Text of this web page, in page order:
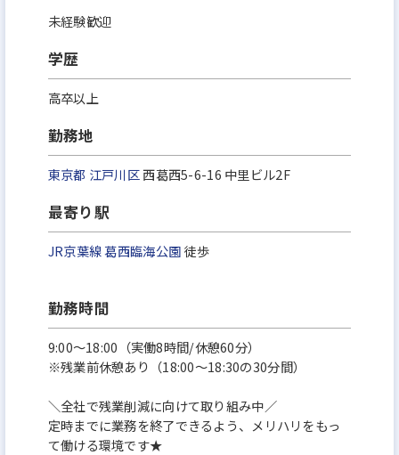
未経験歓迎
学歴
高卒以上
勤務地
東京都 江戸川区西葛西5-6-16 中里ビル2F
最寄り駅
JR京葉線葛西臨海公園徒歩
勤務時間
9:00～18:00（実働8時間/休憩60分）
※残業前休憩あり（18:00～18:30の30分間）
＼全社で残業削減に向けて取り組み中／
定時までに業務を終了できるよう、メリハリをもっ
て働ける環境です★